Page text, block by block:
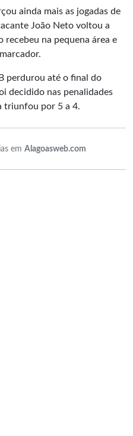
ainda mais as jogadas de
João Neto voltou a
na pequena área e
perdurou até o final do
decidido nas penalidades
triunfou por 5 a 4.
em Alagoasweb.com